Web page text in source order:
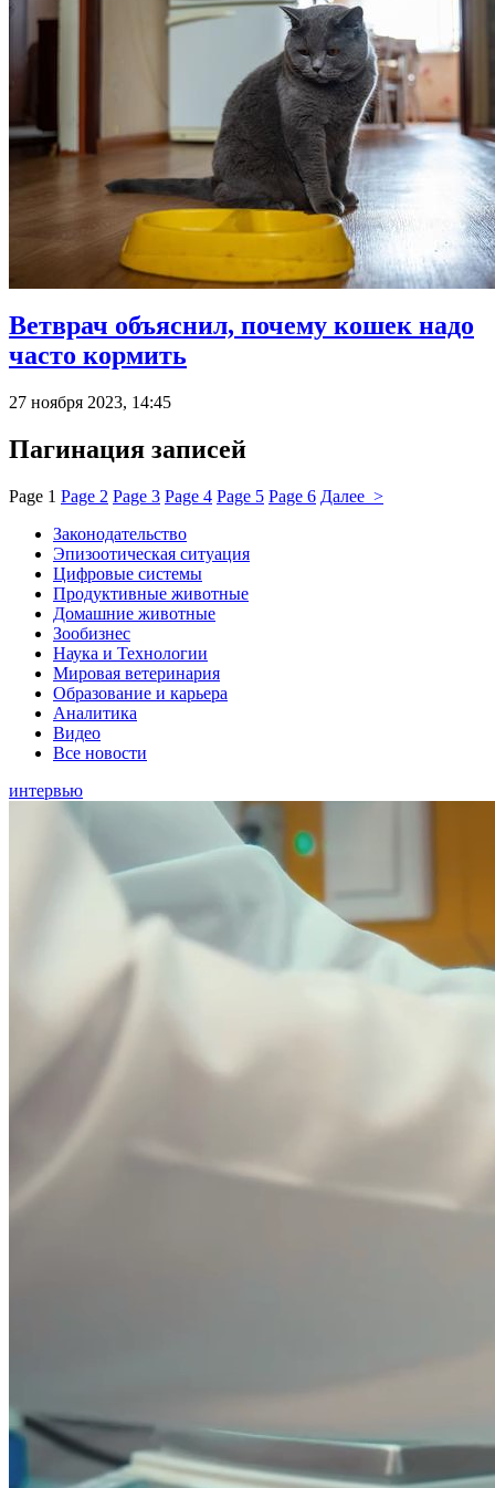
Ветврач объяснил, почему кошек надо
часто кормить
27 ноября 2023, 14:45
Пагинация записей
Page 1 Page 2 Page 3 Page 4 Page 5 Page 6 Далее >
Законодательство
Эпизоотическая ситуация
Цифровые системы
Продуктивные животные
Домашние животные
Зообизнес
Наука и Технологии
Мировая ветеринария
Образование и карьера
Аналитика
Видео
Все новости
интервью